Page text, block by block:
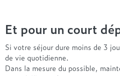
Et pour un court
Si votre séjour dure moins de 3
de vie quotidienne.
Dans la mesure du possible,